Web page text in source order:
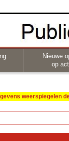
Nieuwe
op
weerspiegelen